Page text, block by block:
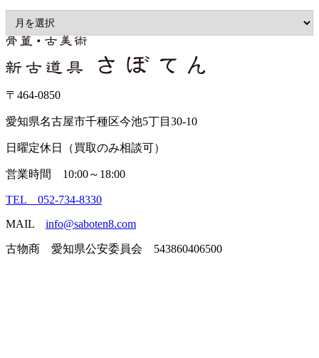
〒464-0850
愛知県名古屋市千種区今池5丁目30-10
日曜定休日（買取のみ相談可）
営業時間 10:00～18:00
TEL 052-734-8330
MAIL info@saboten8.com
古物商 愛知県公安委員会 543860406500